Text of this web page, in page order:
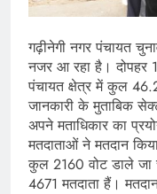
गढ़ीनेगी नगर पंचायत
नजर आ रहा है।
पंचायत क्षेत्र में कुल
जानकारी के मुताबिक
अपने मताधिकार का
मतदाताओं ने मतदान
कुल 2160 वोट डाले
4671 मतदाता हैं।